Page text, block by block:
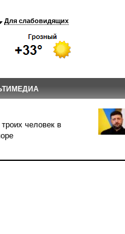
Для слабовидящих
человек в